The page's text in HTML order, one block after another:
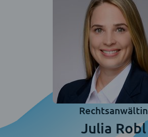
Rechtsanwältin
Julia Robl